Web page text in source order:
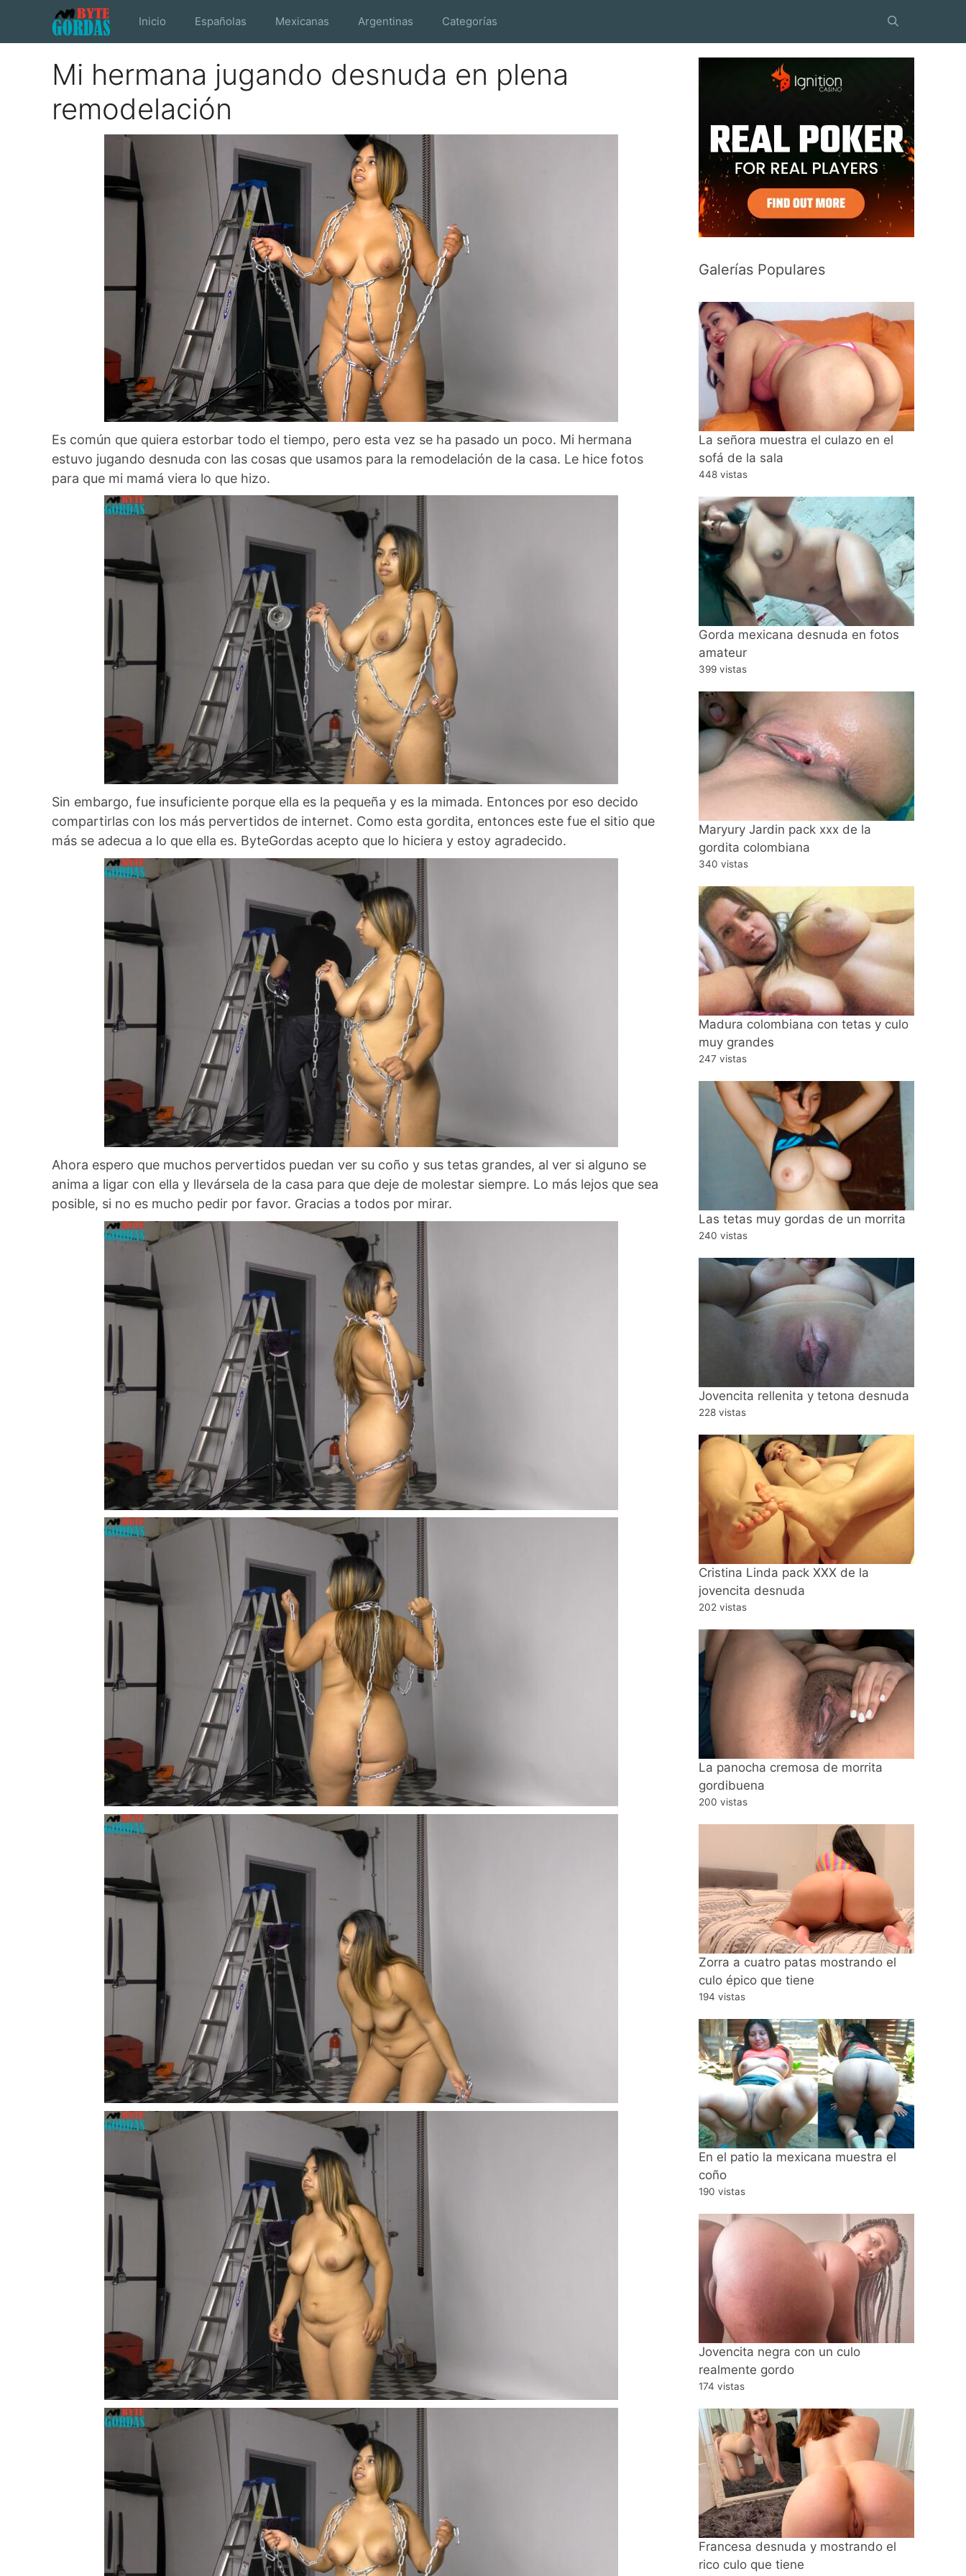
contenido
Inicio Españolas Mexicanas Argentinas Categorías
Mi hermana jugando desnuda en plena
remodelación
Es común que quiera estorbar todo el tiempo, pero esta vez se ha pasado un poco. Mi hermana
estuvo jugando desnuda con las cosas que usamos para la remodelación de la casa. Le hice fotos
para que mi mamá viera lo que hizo.
Sin embargo, fue insuficiente porque ella es la pequeña y es la mimada. Entonces por eso decido
compartirlas con los más pervertidos de internet. Como esta gordita, entonces este fue el sitio que
más se adecua a lo que ella es. ByteGordas acepto que lo hiciera y estoy agradecido.
Ahora espero que muchos pervertidos puedan ver su coño y sus tetas grandes, al ver si alguno se
anima a ligar con ella y llevársela de la casa para que deje de molestar siempre. Lo más lejos que sea
posible, si no es mucho pedir por favor. Gracias a todos por mirar.
Galerías Populares
La señora muestra el culazo en el
sofá de la sala
448 vistas
Gorda mexicana desnuda en fotos
amateur
399 vistas
Maryury Jardin pack xxx de la
gordita colombiana
340 vistas
Madura colombiana con tetas y culo
muy grandes
247 vistas
Las tetas muy gordas de un morrita
240 vistas
Jovencita rellenita y tetona desnuda
228 vistas
Cristina Linda pack XXX de la
jovencita desnuda
202 vistas
La panocha cremosa de morrita
gordibuena
200 vistas
Zorra a cuatro patas mostrando el
culo épico que tiene
194 vistas
En el patio la mexicana muestra el
coño
190 vistas
Jovencita negra con un culo
realmente gordo
174 vistas
Francesa desnuda y mostrando el
rico culo que tiene